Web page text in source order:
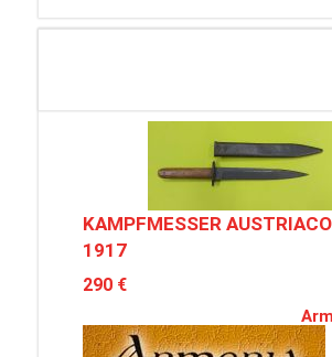
KAMPFMESSER
1917
290 €